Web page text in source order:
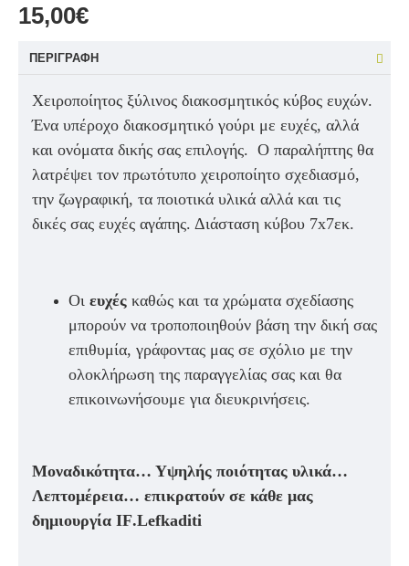
15,00€
ΠΕΡΙΓΡΑΦΉ
Χειροποίητος ξύλινος διακοσμητικός κύβος ευχών.
Ένα υπέροχο διακοσμητικό γούρι με ευχές, αλλά
και ονόματα δικής σας επιλογής. Ο παραλήπτης θα
λατρέψει τον πρωτότυπο χειροποίητο σχεδιασμό,
την ζωγραφική, τα ποιοτικά υλικά αλλά και τις
δικές σας ευχές αγάπης. Διάσταση κύβου 7x7εκ.
Οι ευχές καθώς και τα χρώματα σχεδίασης
μπορούν να τροποποιηθούν βάση την δική σας
επιθυμία, γράφοντας μας σε σχόλιο με την
ολοκλήρωση της παραγγελίας σας και θα
επικοινωνήσουμε για διευκρινήσεις.
Μοναδικότητα… Υψηλής ποιότητας υλικά…
Λεπτομέρεια… επικρατούν σε κάθε μας
δημιουργία IF.Lefkaditi